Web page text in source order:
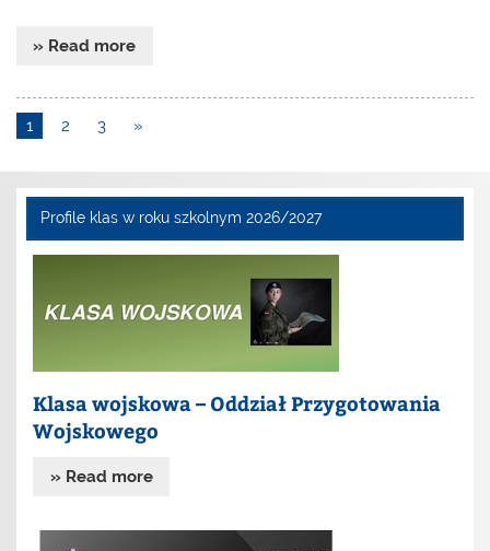
» Read more
1 2 3 »
Profile klas w roku szkolnym 2026/2027
Klasa wojskowa – Oddział Przygotowania
Wojskowego
» Read more